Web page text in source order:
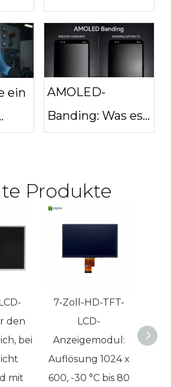
LED: Was sind
die wirklichen
Unterschiede?
ein
AMOLED-
Banding: Was es
minimiert
Produkte
den
bei
mit
7-Zoll-HD-TFT-
LCD-
Anzeigemodul:
Auflösung 1024 x
600, -30 °C bis 80